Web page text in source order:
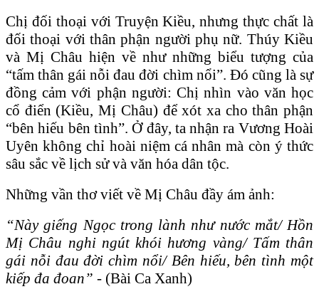
Chị đối thoại với Truyện Kiều, nhưng thực chất là
đối thoại với thân phận người phụ nữ. Thúy Kiều
và Mị Châu hiện về như những biểu tượng của
“tấm thân gái nỗi đau đời chìm nổi”. Đó cũng là sự
đồng cảm với phận người: Chị nhìn vào văn học
cổ điển (Kiều, Mị Châu) để xót xa cho thân phận
“bên hiếu bên tình”. Ở đây, ta nhận ra Vương Hoài
Uyên không chỉ hoài niệm cá nhân mà còn ý thức
sâu sắc về lịch sử và văn hóa dân tộc.
Những vần thơ viết về Mị Châu đầy ám ảnh:
“Này giếng Ngọc trong lành như nước mắt/ Hồn
Mị Châu nghi ngút khói hương vàng/ Tấm thân
gái nỗi đau đời chìm nổi/ Bên hiếu, bên tình một
kiếp đa đoan” - (Bài Ca Xanh)